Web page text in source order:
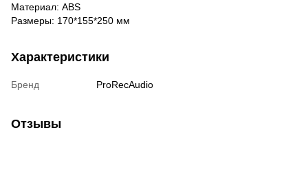
Материал: ABS
Размеры: 170*155*250 мм
Характеристики
Бренд ProRecAudio
Отзывы